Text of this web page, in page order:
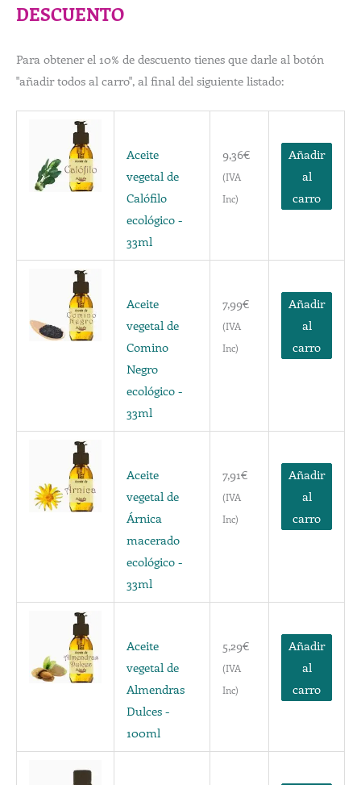
DESCUENTO
Para obtener el 10% de descuento tienes que darle al botón
"añadir todos al carro", al final del siguiente listado:
Aceite
vegetal de
Calófilo
ecológico -
33ml
9,36€
(IVA
Inc)
Añadir
al
carro
Aceite
vegetal de
Comino
Negro
ecológico -
33ml
7,99€
(IVA
Inc)
Añadir
al
carro
Aceite
vegetal de
Árnica
macerado
ecológico -
33ml
7,91€
(IVA
Inc)
Añadir
al
carro
Aceite
vegetal de
Almendras
Dulces -
100ml
5,29€
(IVA
Inc)
Añadir
al
carro